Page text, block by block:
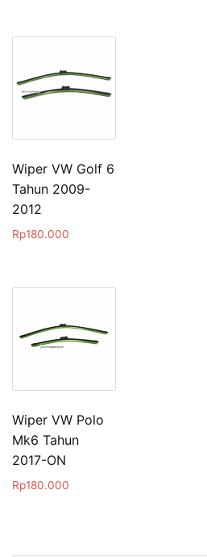
Wiper VW Golf 6
Tahun 2009-
2012
Rp180.000
Wiper VW Polo
Mk6 Tahun
2017-ON
Rp180.000